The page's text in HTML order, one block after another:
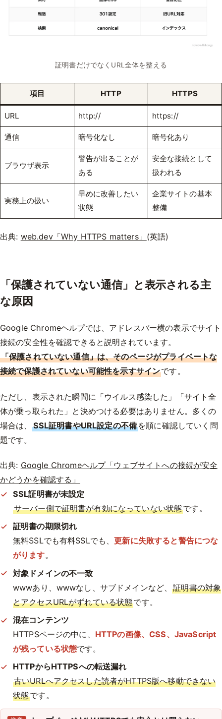
証明書だけでなくURL全体を整える
項目 HTTP HTTPS
URL http:// https://
通信 暗号化なし 暗号化あり
ブラウザ表示
警告が出ることが
ある
安全な接続として
扱われる
実務上の扱い
早めに改善したい
状態
企業サイトの基本
整備
出典: web.dev「Why HTTPS matters」 (英語)
「保護されていない通信」と表示される主
な原因
Google Chromeヘルプでは、アドレスバー横の表示でサイト
接続の安全性を確認できると説明されています。
「保護されていない通信」は、そのページがプライベートな
接続で保護されていない可能性を示すサインです。
ただし、表示された瞬間に「ウイルス感染した」「サイト全
体が乗っ取られた」と決めつける必要はありません。多くの
場合は、 SSL証明書やURL設定の不備を順に確認していく問
題です。
出典: Google Chromeヘルプ「ウェブサイトへの接続が安全
かどうかを確認する」
SSL証明書が未設定
サーバー側で証明書が有効になっていない状態です。
証明書の期限切れ
無料SSLでも有料SSLでも、更新に失敗すると警告につな
がります。
対象ドメインの不一致
wwwあり、wwwなし、サブドメインなど、証明書の対象
とアクセスURLがずれている状態です。
混在コンテンツ
HTTPSページの中に、 HTTPの画像、CSS、JavaScript
が残っている状態です。
HTTPからHTTPSへの転送漏れ
古いURLへアクセスした読者がHTTPS版へ移動できない
状態です。